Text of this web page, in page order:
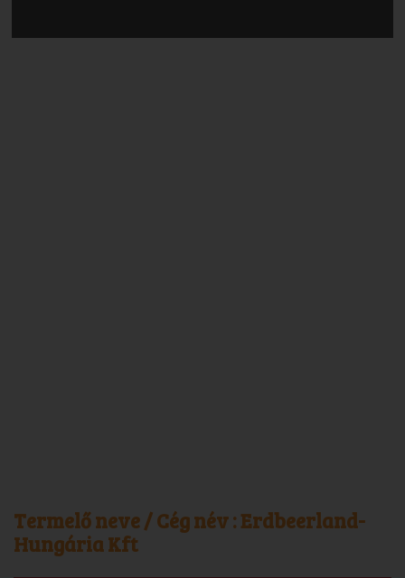
Termelő neve / Cég név : Erdbeerland-
Hungária Kft